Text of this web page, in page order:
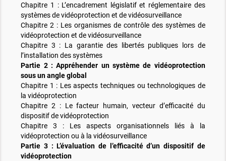
Chapitre 1 : L’encadrement législatif et réglementaire des
systèmes de vidéoprotection et de vidéosurveillance
Chapitre 2 : Les organismes de contrôle des systèmes de
vidéoprotection et de vidéosurveillance
Chapitre 3 : La garantie des libertés publiques lors de
l’installation des systèmes
Partie 2 : Appréhender un système de vidéoprotection
sous un angle global
Chapitre 1 : Les aspects techniques ou technologiques de
la vidéoprotection
Chapitre 2 : Le facteur humain, vecteur d’efficacité du
dispositif de vidéoprotection
Chapitre 3 : Les aspects organisationnels liés à la
vidéoprotection ou à la vidéosurveillance
Partie 3 : L’évaluation de l’efficacité d’un dispositif de
vidéoprotection